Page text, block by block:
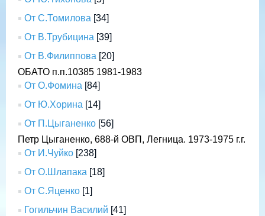
От С.Томилова [34]
От В.Трубицина [39]
От В.Филиппова [20]
ОБАТО п.п.10385 1981-1983
От О.Фомина [84]
От Ю.Хорина [14]
От П.Цыганенко [56]
Петр Цыганенко, 688-й ОВП, Легница. 1973-1975 г.г.
От И.Чуйко [238]
От О.Шлапака [18]
От С.Яценко [1]
Гогильчин Василий [41]